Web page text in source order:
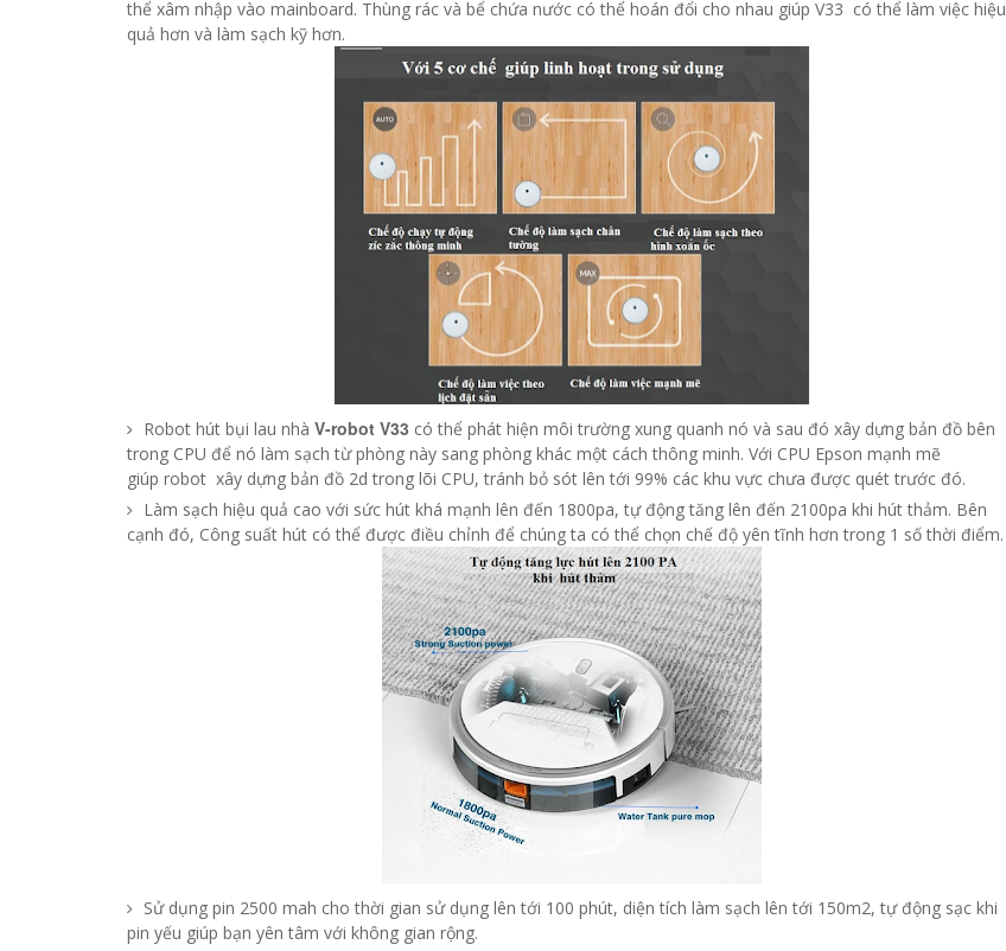
thể xâm nhập vào mainboard. Thùng rác và bể chứa nước có thể hoán đổi cho nhau giúp V33 có thể làm việc hiệu
quả hơn và làm sạch kỹ hơn.
Robot hút bụi lau nhà V-robot V33 có thể phát hiện môi trường xung quanh nó và sau đó xây dựng bản đồ bên
trong CPU để nó làm sạch từ phòng này sang phòng khác một cách thông minh. Với CPU Epson mạnh mẽ
giúp robot xây dựng bản đồ 2d trong lõi CPU, tránh bỏ sót lên tới 99% các khu vực chưa được quét trước đó.
Làm sạch hiệu quả cao với sức hút khá mạnh lên đến 1800pa, tự động tăng lên đến 2100pa khi hút thảm. Bên
cạnh đó, Công suất hút có thể được điều chỉnh để chúng ta có thể chọn chế độ yên tĩnh hơn trong 1 số thời điểm.
Sử dụng pin 2500 mah cho thời gian sử dụng lên tới 100 phút, diện tích làm sạch lên tới 150m2, tự động sạc khi
pin yếu giúp bạn yên tâm với không gian rộng.